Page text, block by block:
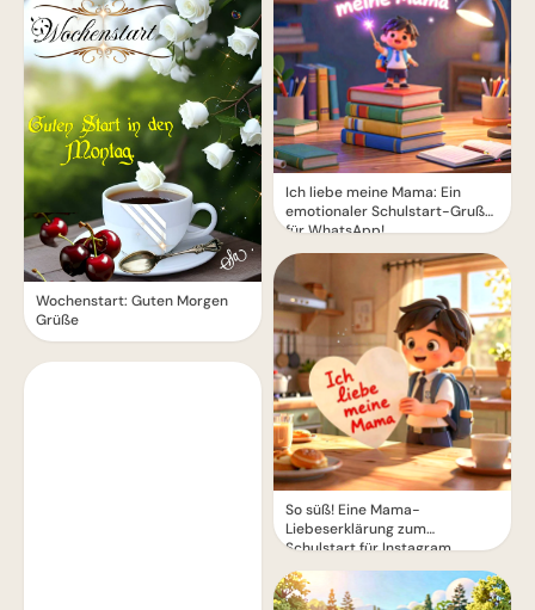
Wochenstart: Guten Morgen
Grüße
Ich liebe meine Mama: Ein
emotionaler Schulstart-Gruß
für WhatsApp!
So süß! Eine Mama-
Liebeserklärung zum
Schulstart für Instagram